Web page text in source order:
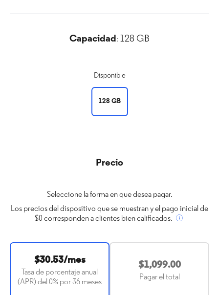
Capacidad: 128 GB
Disponible
128 GB
Precio
Seleccione la forma en que desea pagar.
Los precios del dispositivo que se muestran y el pago inicial de
$0 corresponden a clientes bien calificados.
$30.53/mes
Tasa de porcentaje anual
(APR) del 0% por 36 meses
$1,099.00
Pagar el total